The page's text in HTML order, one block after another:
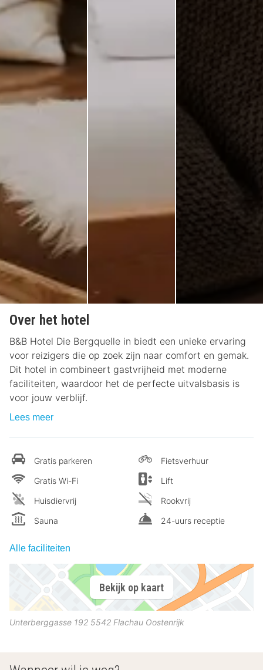
Over het hotel
B&B Hotel Die Bergquelle in biedt een unieke ervaring
voor reizigers die op zoek zijn naar comfort en gemak.
Dit hotel in combineert gastvrijheid met moderne
faciliteiten, waardoor het de perfecte uitvalsbasis is
voor jouw verblijf.
Lees meer
Gratis parkeren
Gratis Wi-Fi
Huisdiervrij
Sauna
Fietsverhuur
Lift
Rookvrij
24-uurs receptie
Alle faciliteiten
Bekijk op kaart
Unterberggasse 192 5542 Flachau Oostenrijk